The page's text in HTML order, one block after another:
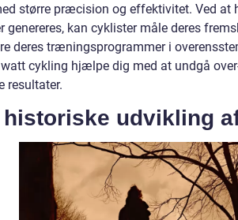
større præcision og effektivitet. Ved at
genereres, kan cyklister måle deres
deres træningsprogrammer i
cykling hjælpe dig med at undgå
resultater.
historiske udvikling